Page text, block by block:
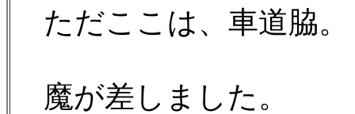
ただここは、車道脇
魔が差しました。